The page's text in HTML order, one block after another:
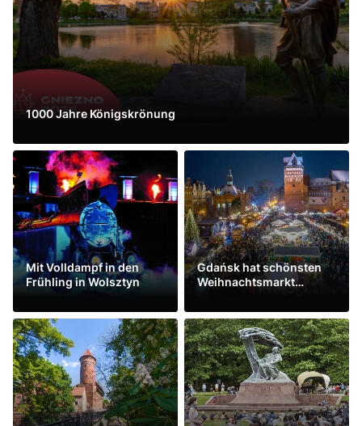
Zamknij
1000 Jahre Königskrönung
Mehr sehen
Mit Volldampf in den
Frühling in Wolsztyn
Mehr sehen
Gdańsk hat schönsten
Weihnachtsmarkt
Mehr sehen